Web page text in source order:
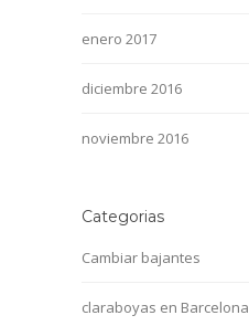
enero 2017
diciembre 2016
noviembre 2016
Categorias
Cambiar bajantes
claraboyas en Barcelona